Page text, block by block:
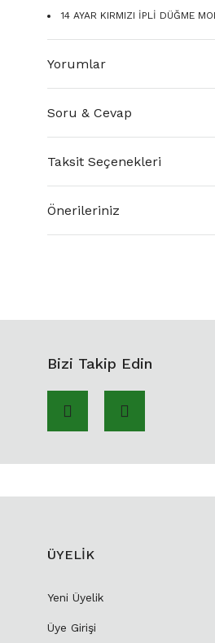
14 AYAR KIRMIZI İPLİ DÜĞME
Yorumlar
Soru & Cevap
Taksit Seçenekleri
Önerileriniz
Bizi Takip Edin
ÜYELİK
Yeni Üyelik
Üye Girişi